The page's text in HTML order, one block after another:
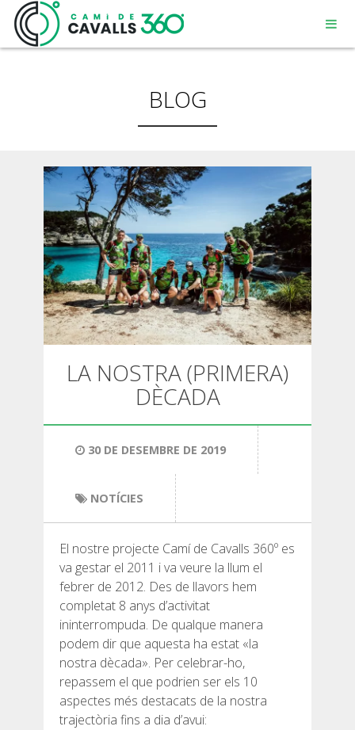
MENORCA
UN CAMÍ AMB HISTÒRIA
RECORREGUT DE 360º
SENDERISME
10 ETAPES
8 ETAPES
7 ETAPES
6 ETAPES
SELECCIÓ D’ETAPES
BLOG
LA NOSTRA (PRIMERA)
DÈCADA
30 DE DESEMBRE DE 2019
NOTÍCIES
El nostre projecte Camí de Cavalls 360º es
va gestar el 2011 i va veure la llum el
febrer de 2012. Des de llavors hem
completat 8 anys d’activitat
ininterrompuda. De qualque manera
podem dir que aquesta ha estat «la
nostra dècada». Per celebrar-ho,
repassem el que podrien ser els 10
aspectes més destacats de la nostra
trajectòria fins a dia d’avui: